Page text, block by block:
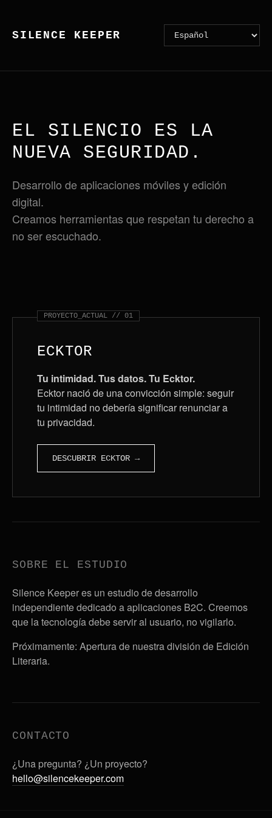
SILENCE KEEPER
EL SILENCIO ES LA
NUEVA SEGURIDAD.
Desarrollo de aplicaciones móviles y edición
digital.
Creamos herramientas que respetan tu derecho a
no ser escuchado.
PROYECTO_ACTUAL // 01
ECKTOR
Tu intimidad. Tus datos. Tu Ecktor.
Ecktor nació de una convicción simple: seguir
tu intimidad no debería significar renunciar a
tu privacidad.
DESCUBRIR ECKTOR →
SOBRE EL ESTUDIO
Silence Keeper es un estudio de desarrollo
independiente dedicado a aplicaciones B2C. Creemos
que la tecnología debe servir al usuario, no vigilarlo.
Próximamente: Apertura de nuestra división de Edición
Literaria.
CONTACTO
¿Una pregunta? ¿Un proyecto?
hello@silencekeeper.com